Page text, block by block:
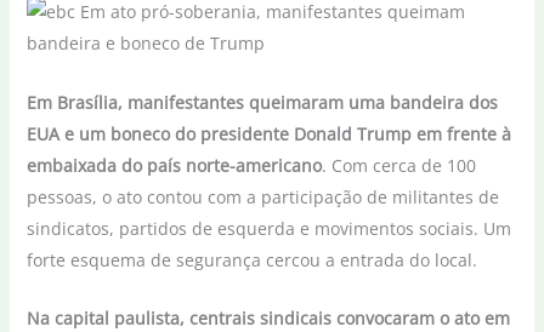
Em Brasília, manifestantes queimaram uma bandeira dos
EUA e um boneco do presidente Donald Trump em frente à
embaixada do país norte-americano. Com cerca de 100
pessoas, o ato contou com a participação de militantes de
sindicatos, partidos de esquerda e movimentos sociais. Um
forte esquema de segurança cercou a entrada do local.
Na capital paulista, centrais sindicais convocaram o ato em